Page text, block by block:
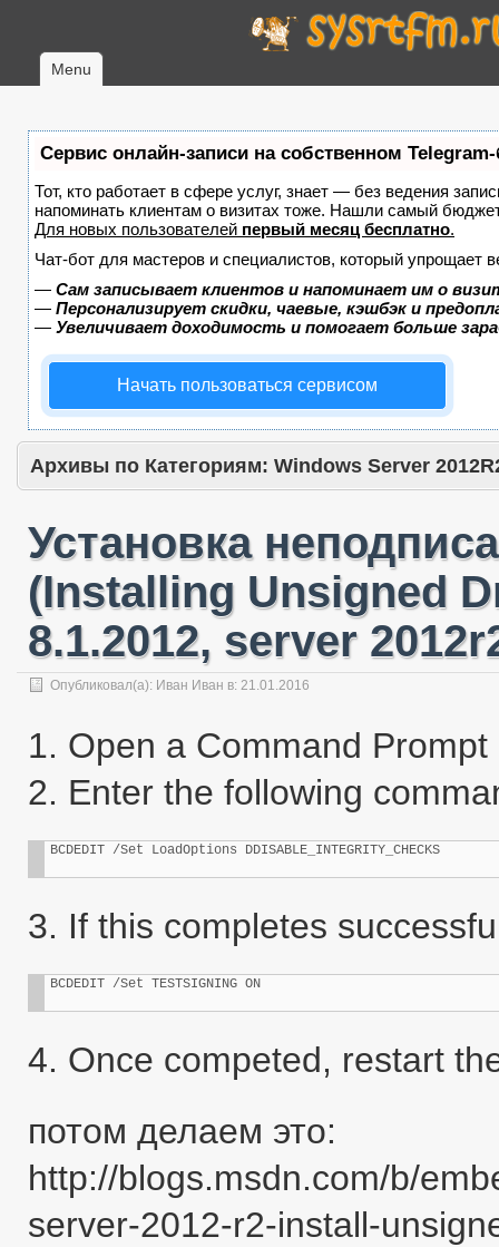
Menu
Сервис онлайн-записи на собственном Telegram-
Тот, кто работает в сфере услуг, знает — без ведения
напоминать клиентам о визитах тоже. Нашли самый
Для новых пользователей первый месяц бесплатно.
Чат-бот для мастеров и специалистов, который упрощает
— Сам записывает клиентов и напоминает им о
— Персонализирует скидки, чаевые, кэшбэк и
— Увеличивает доходимость и помогает больше
Начать пользоваться сервисом
Архивы по Категориям: Windows Server
Установка
(Installing Unsigned
8.1.2012, server
Опубликовал(а): Иван Иван в: 21.01.2016
1. Open a Command
2. Enter the following
BCDEDIT /Set LoadOptions DDISABLE_INTEGRITY_CHECKS
3. If this completes
BCDEDIT /Set TESTSIGNING ON
4. Once competed, restart
потом делаем это:
http://blogs.msdn.com/b/
server-2012-r2-install-